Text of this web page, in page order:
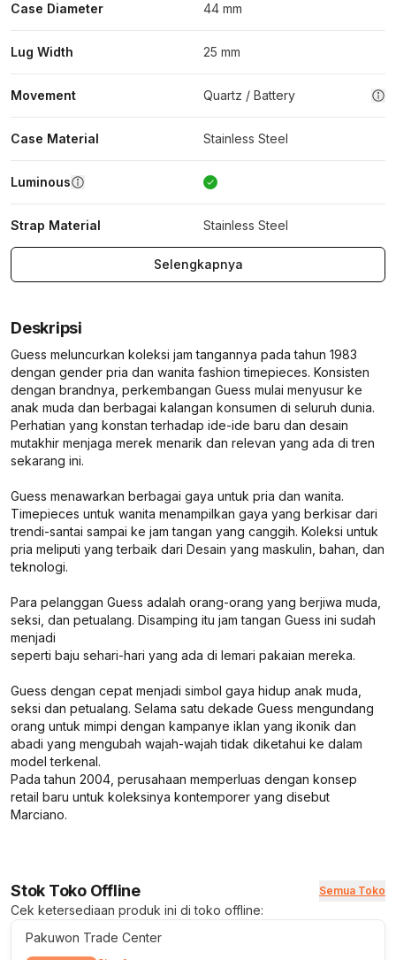
Case Diameter 44 mm
Lug Width 25 mm
Movement Quartz / Battery
Case Material Stainless Steel
Luminous
Strap Material Stainless Steel
Selengkapnya
Deskripsi
Guess meluncurkan koleksi jam tangannya pada tahun 1983
dengan gender pria dan wanita fashion timepieces. Konsisten
dengan brandnya, perkembangan Guess mulai menyusur ke
anak muda dan berbagai kalangan konsumen di seluruh dunia.
Perhatian yang konstan terhadap ide-ide baru dan desain
mutakhir menjaga merek menarik dan relevan yang ada di tren
sekarang ini.
Guess menawarkan berbagai gaya untuk pria dan wanita.
Timepieces untuk wanita menampilkan gaya yang berkisar dari
trendi-santai sampai ke jam tangan yang canggih. Koleksi untuk
pria meliputi yang terbaik dari Desain yang maskulin, bahan, dan
teknologi.
Para pelanggan Guess adalah orang-orang yang berjiwa muda,
seksi, dan petualang. Disamping itu jam tangan Guess ini sudah
menjadi
seperti baju sehari-hari yang ada di lemari pakaian mereka.
Guess dengan cepat menjadi simbol gaya hidup anak muda,
seksi dan petualang. Selama satu dekade Guess mengundang
orang untuk mimpi dengan kampanye iklan yang ikonik dan
abadi yang mengubah wajah-wajah tidak diketahui ke dalam
model terkenal.
Pada tahun 2004, perusahaan memperluas dengan konsep
retail baru untuk koleksinya kontemporer yang disebut
Marciano.
Stok Toko Offline Semua Toko
Cek ketersediaan produk ini di toko offline:
Pakuwon Trade Center